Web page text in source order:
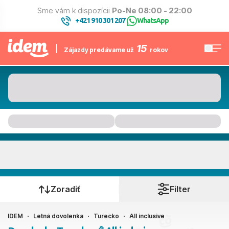
Sme vám k dispozícii Po-Ne 08:00 - 22:00
+421 910 301 207| WhatsApp
Zájazdy predávame už 15 rokov
Kedy cestujete?
Ako cestujete?
Zoradiť Filter
IDEM Letná dovolenka Turecko All inclusive